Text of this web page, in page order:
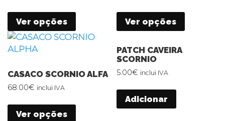
Ver opções Ver opções
CASACO SCORNIO ALFA
68.00€ inclui IVA
Ver opções
PATCH CAVEIRA
SCORNIO
5.00€ inclui IVA
Adicionar